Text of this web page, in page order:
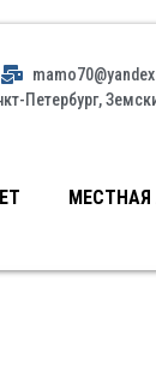
Петербург,